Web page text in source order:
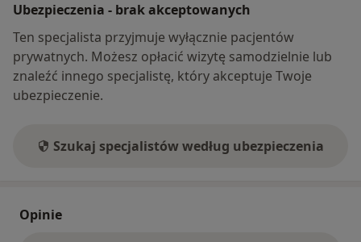
Ubezpieczenia - brak akceptowanych
Ten specjalista przyjmuje wyłącznie pacjentów
prywatnych. Możesz opłacić wizytę samodzielnie lub
znaleźć innego specjalistę, który akceptuje Twoje
ubezpieczenie.
Szukaj specjalistów według ubezpieczenia
Opinie